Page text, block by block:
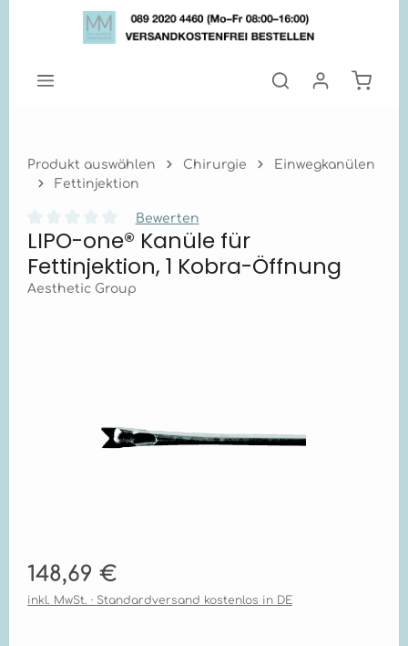
Zum Hauptinhalt springen
Produkt auswählen Chirurgie
Einwegkanülen
Fettinjektion
Durchschnittliche Bewertung von 0 von 5 Sternen
Bewerten
LIPO-one® Kanüle für
Fettinjektion, 1 Kobra-Öffnung
Aesthetic Group
Regulärer Preis:
148,69 €
inkl. MwSt. · Standardversand kostenlos in DE